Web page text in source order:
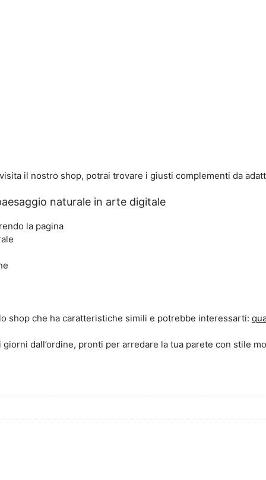
il nostro shop, potrai trovare i giusti complementi da
naturale in arte digitale
la pagina
shop che ha caratteristiche simili e potrebbe interessarti:
dall’ordine, pronti per arredare la tua parete con stile